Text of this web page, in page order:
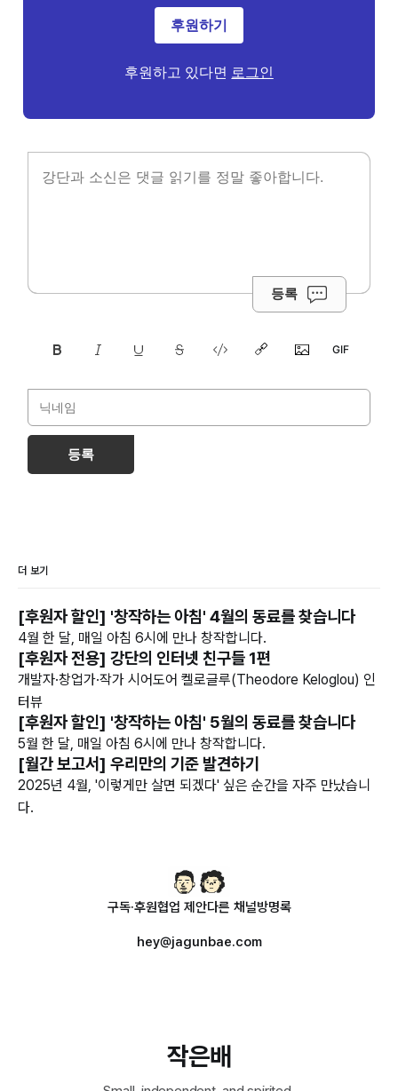
후원하기
후원하고 있다면 로그인
등록
등록
더 보기
[후원자 할인] '창작하는 아침' 4월의 동료를 찾습니다
4월 한 달, 매일 아침 6시에 만나 창작합니다.
[후원자 전용] 강단의 인터넷 친구들 1편
개발자·창업가·작가 시어도어 켈로글루(Theodore Keloglou) 인
터뷰
[후원자 할인] '창작하는 아침' 5월의 동료를 찾습니다
5월 한 달, 매일 아침 6시에 만나 창작합니다.
[월간 보고서] 우리만의 기준 발견하기
2025년 4월, '이렇게만 살면 되겠다' 싶은 순간을 자주 만났습니
다.
구독·후원협업 제안다른 채널방명록
hey@jagunbae.com
작은배